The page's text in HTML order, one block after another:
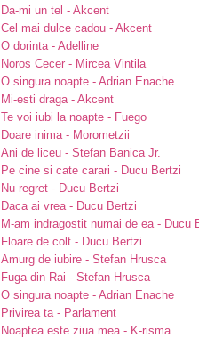
Da-mi un tel - Akcent
Cel mai dulce cadou - Akcent
O dorinta - Adelline
Noros Cecer - Mircea Vintila
O singura noapte - Adrian Enache
Mi-esti draga - Akcent
Te voi iubi la noapte - Fuego
Doare inima - Morometzii
Ani de liceu - Stefan Banica Jr.
Pe cine si cate carari - Ducu Bertzi
Nu regret - Ducu Bertzi
Daca ai vrea - Ducu Bertzi
M-am indragostit numai de ea - Ducu
Floare de colt - Ducu Bertzi
Amurg de iubire - Stefan Hrusca
Fuga din Rai - Stefan Hrusca
O singura noapte - Adrian Enache
Privirea ta - Parlament
Noaptea este ziua mea - K-risma